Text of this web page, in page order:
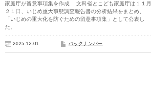
家庭庁が留意事項集を作成 文科省とこども家庭庁は１１月
２１日、いじめ重大事態調査報告書の分析結果をまとめ、
「いじめの重大化を防ぐための留意事項集」として公表し
た。
2025.12.01 バックナンバー